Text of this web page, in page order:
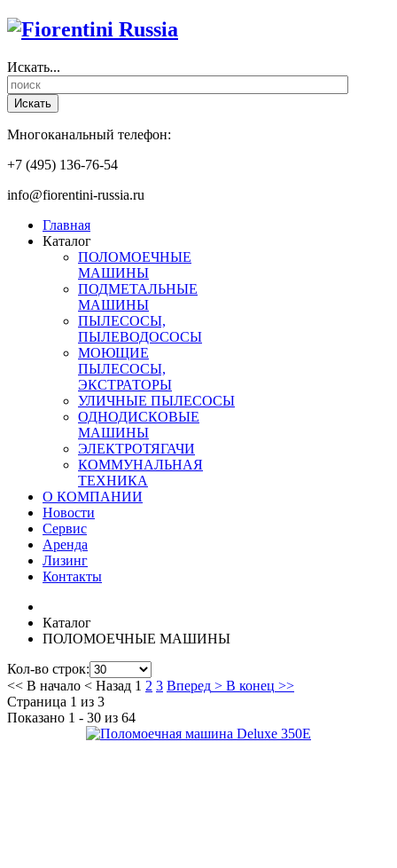
Искать...
Искать
Многоканальный телефон:
+7 (495) 136-76-54
info@fiorentini-russia.ru
Главная
Каталог
ПОЛОМОЕЧНЫЕ
МАШИНЫ
ПОДМЕТАЛЬНЫЕ
МАШИНЫ
ПЫЛЕСОСЫ,
ПЫЛЕВОДОСОСЫ
МОЮЩИЕ
ПЫЛЕСОСЫ,
ЭКСТРАТОРЫ
УЛИЧНЫЕ ПЫЛЕСОСЫ
ОДНОДИСКОВЫЕ
МАШИНЫ
ЭЛЕКТРОТЯГАЧИ
КОММУНАЛЬНАЯ
ТЕХНИКА
О КОМПАНИИ
Новости
Сервис
Аренда
Лизинг
Контакты
Каталог
ПОЛОМОЕЧНЫЕ МАШИНЫ
Кол-во строк:
<< В начало < Назад 1 2 3 Вперед > В конец >>
Страница 1 из 3
Показано 1 - 30 из 64